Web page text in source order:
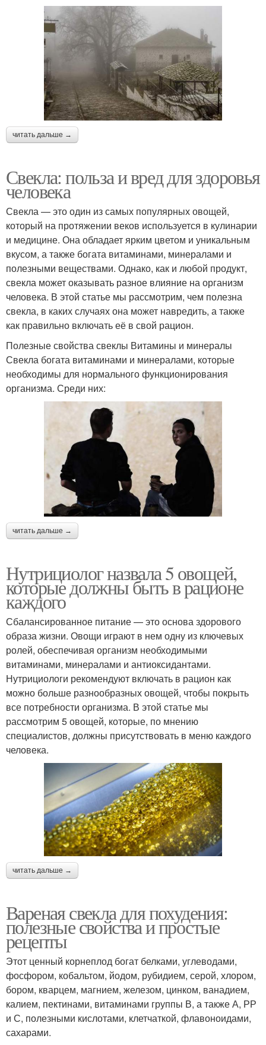
читать дальше →
Свекла: польза и вред для здоровья
человека
Свекла — это один из самых популярных овощей,
который на протяжении веков используется в кулинарии
и медицине. Она обладает ярким цветом и уникальным
вкусом, а также богата витаминами, минералами и
полезными веществами. Однако, как и любой продукт,
свекла может оказывать разное влияние на организм
человека. В этой статье мы рассмотрим, чем полезна
свекла, в каких случаях она может навредить, а также
как правильно включать её в свой рацион.
Полезные свойства свеклы Витамины и минералы
Свекла богата витаминами и минералами, которые
необходимы для нормального функционирования
организма. Среди них:
читать дальше →
Нутрициолог назвала 5 овощей,
которые должны быть в рационе
каждого
Сбалансированное питание — это основа здорового
образа жизни. Овощи играют в нем одну из ключевых
ролей, обеспечивая организм необходимыми
витаминами, минералами и антиоксидантами.
Нутрициологи рекомендуют включать в рацион как
можно больше разнообразных овощей, чтобы покрыть
все потребности организма. В этой статье мы
рассмотрим 5 овощей, которые, по мнению
специалистов, должны присутствовать в меню каждого
человека.
читать дальше →
Вареная свекла для похудения:
полезные свойства и простые
рецепты
Этот ценный корнеплод богат белками, углеводами,
фосфором, кобальтом, йодом, рубидием, серой, хлором,
бором, кварцем, магнием, железом, цинком, ванадием,
калием, пектинами, витаминами группы В, а также А, РР
и С, полезными кислотами, клетчаткой, флавоноидами,
сахарами.